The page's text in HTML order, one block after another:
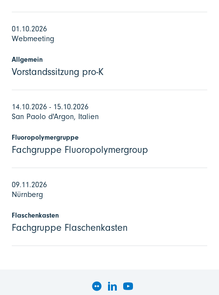
01.10.2026
Webmeeting
Allgemein
Vorstandssitzung pro-K
14.10.2026 - 15.10.2026
San Paolo d'Argon, Italien
Fluoropolymergruppe
Fachgruppe Fluoropolymergroup
09.11.2026
Nürnberg
Flaschenkasten
Fachgruppe Flaschenkasten